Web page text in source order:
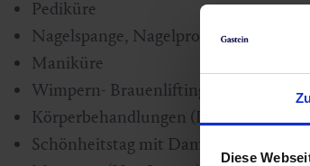
Diese
Pediküre
Nagelspange, Nagelprothetik
Maniküre
Wimpern- Brauenlifting
Körperbehandlungen (Peeling,
Schönheitstag mit Dampfbad und